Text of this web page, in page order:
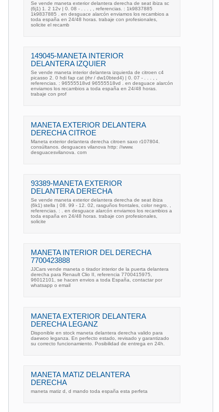
Se vende maneta exterior delantera derecha de seat ibiza sc
(6j1) 1. 2 12v | 0. 08 - . . . , , referencias. : 1k9837885
1k9837885 . en desguace alarcón enviamos los recambios a
toda españa en 24/48 horas. trabaje con profesionales,
solicite el recamb
149045-MANETA INTERIOR
DELANTERA IZQUIER
Se vende maneta interior delantera izquierda de citroen c4
picasso 2. 0 hdi fap cat (rhr / dw10bted4) | 0. 07 - . . . , ,
referencias. : 96555518vd 96555518vd . en desguace alarcón
enviamos los recambios a toda españa en 24/48 horas.
trabaje con prof
MANETA EXTERIOR DELANTERA
DERECHA CITROE
Maneta exterior delantera derecha citroen saxo r107804.
consúltanos. desguaces vilanova http: //www.
desguacesvilanova. com
93389-MANETA EXTERIOR
DELANTERA DERECHA
Se vende maneta exterior delantera derecha de seat ibiza
(6k1) stella | 08. 99 - 12. 02, rasguños frontales, color negro. ,
referencias. : . en desguace alarcón enviamos los recambios a
toda españa en 24/48 horas. trabaje con profesionales,
solicite
MANETA INTERIOR DEL DERECHA
7700423888
JJCars vende maneta o tirador interior de la puerta delantera
derecha para Renault Clio II, referencia 7700415975,
96012101, se hacen envios a toda España, contactar por
whatsapp o email
MANETA EXTERIOR DELANTERA
DERECHA LEGANZ
Disponible en stock maneta delantera derecha valido para
daewoo leganza. En perfecto estado, revisado y garantizado
su correcto funcionamiento. Posibilidad de entrega en 24h.
MANETA MATIZ DELANTERA
DERECHA
maneta matiz d, d mando toda españa esta perfeta